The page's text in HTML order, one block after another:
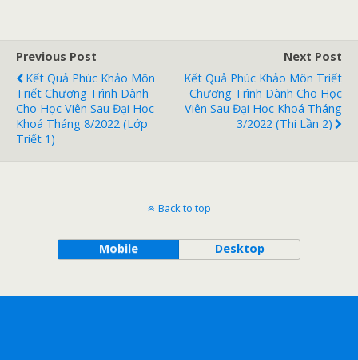
Previous Post
Kết Quả Phúc Khảo Môn
Triết Chương Trình Dành
Cho Học Viên Sau Đại Học
Khoá Tháng 8/2022 (lớp
Triết 1)
Next Post
Kết Quả Phúc Khảo Môn Triết
Chương Trình Dành Cho Học
Viên Sau Đại Học Khoá Tháng
3/2022 (thi Lần 2)
Back to top
Mobile Desktop